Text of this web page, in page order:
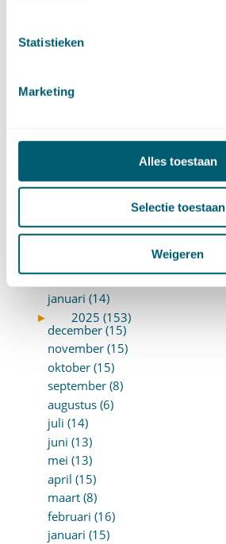
Statistieken
Marketing
Alles toestaan
Selectie toestaan
Weigeren
Wetgeving cassatierechtspraak
juli (7)
mei (7)
februari (16)
januari (14)
►
2025 (153)
december (15)
november (15)
oktober (15)
september (8)
augustus (6)
juli (14)
juni (13)
mei (13)
april (15)
maart (8)
februari (16)
januari (15)